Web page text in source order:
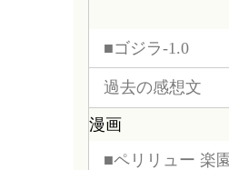
■ゴジラ-1.0
過去の感想文
漫画
■ペリリュー 楽